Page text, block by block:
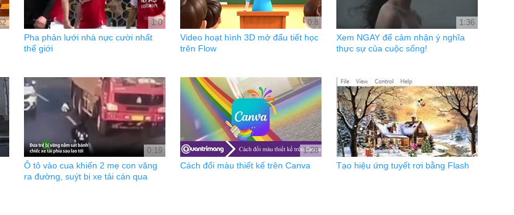
1:0
Pha phản lưới nhà nực cười nhất
thế giới
0:8
Video hoạt hình 3D mở đẩu tiết học
trên Flow
1:36
Xem NGAY để cảm nhận ý nghĩa
thực sự của cuộc sống!
0:19
Ô tô vào cua khiến 2 mẹ con văng
ra đường, suýt bị xe tải cán qua
1:28
Cách đổi màu thiết kế trên Canva Tạo hiệu ứng tuyết rơi bằng Flash